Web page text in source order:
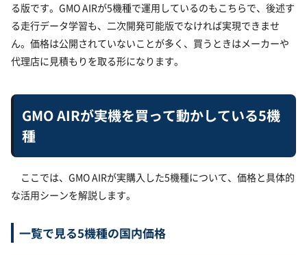
る版です。GMO AIRが5機種で運用しているのもこちらで、後述す
る走行データ学習も、二次開発可能版でなければ実現できませ
ん。価格は公開されていないことが多く、買うときはメーカーや
代理店に見積もりを取る形になります。
GMO AIRが実機を買って動かしている5機
種
ここでは、GMO AIRが実購入した5機種について、価格と具体的
な活用シーンを解説します。
一覧で見る5機種の国内価格